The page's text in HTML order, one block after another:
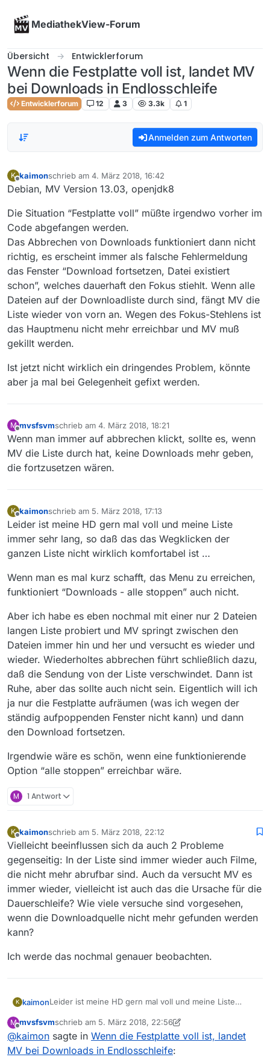
MediathekView-Forum
Übersicht Entwicklerforum
Wenn die Festplatte voll ist, landet MV
bei Downloads in Endlosschleife
Entwicklerforum 12 3 3.3k 1
Anmelden zum Antworten
K
Offline
kaimonschrieb am 4. März 2018, 16:42
zuletzt editiert von
Debian, MV Version 13.03, openjdk8
Die Situation “Festplatte voll” müßte irgendwo vorher im
Code abgefangen werden.
Das Abbrechen von Downloads funktioniert dann nicht
richtig, es erscheint immer als falsche Fehlermeldung
das Fenster “Download fortsetzen, Datei existiert
schon”, welches dauerhaft den Fokus stiehlt. Wenn alle
Dateien auf der Downloadliste durch sind, fängt MV die
Liste wieder von vorn an. Wegen des Fokus-Stehlens ist
das Hauptmenu nicht mehr erreichbar und MV muß
gekillt werden.
Ist jetzt nicht wirklich ein dringendes Problem, könnte
aber ja mal bei Gelegenheit gefixt werden.
M mvsfsvmschrieb am 4. März 2018, 18:21
zuletzt editiert von
Wenn man immer auf abbrechen klickt, sollte es, wenn
MV die Liste durch hat, keine Downloads mehr geben,
die fortzusetzen wären.
K
Offline
kaimonschrieb am 5. März 2018, 17:13
zuletzt editiert von
Leider ist meine HD gern mal voll und meine Liste
immer sehr lang, so daß das das Wegklicken der
ganzen Liste nicht wirklich komfortabel ist …
Wenn man es mal kurz schafft, das Menu zu erreichen,
funktioniert “Downloads - alle stoppen” auch nicht.
Aber ich habe es eben nochmal mit einer nur 2 Dateien
langen Liste probiert und MV springt zwischen den
Dateien immer hin und her und versucht es wieder und
wieder. Wiederholtes abbrechen führt schließlich dazu,
daß die Sendung von der Liste verschwindet. Dann ist
Ruhe, aber das sollte auch nicht sein. Eigentlich will ich
ja nur die Festplatte aufräumen (was ich wegen der
ständig aufpoppenden Fenster nicht kann) und dann
den Download fortsetzen.
Irgendwie wäre es schön, wenn eine funktionierende
Option “alle stoppen” erreichbar wäre.
M 1 Antwort
K
Offline
kaimonschrieb am 5. März 2018, 22:12
zuletzt editiert von
Vielleicht beeinflussen sich da auch 2 Probleme
gegenseitig: In der Liste sind immer wieder auch Filme,
die nicht mehr abrufbar sind. Auch da versucht MV es
immer wieder, vielleicht ist auch das die Ursache für die
Dauerschleife? Wie viele versuche sind vorgesehen,
wenn die Downloadquelle nicht mehr gefunden werden
kann?
Ich werde das nochmal genauer beobachten.
K kaimonLeider ist meine HD gern mal voll und meine Liste
ganzen Liste nicht wirklich komfortabel ist …
Wenn man es mal kurz schafft, das Menu zu erreichen,
funktioniert “Downloads - alle stoppen” auch nicht.
Aber ich habe es eben nochmal mit einer nur 2 Dateien
M
Offline
mvsfsvmschrieb am 5. März 2018, 22:56
zuletzt editiert von mvsfsvm3. Mai 2018, 23:57
@kaimon sagte in Wenn die Festplatte voll ist, landet
MV bei Downloads in Endlosschleife: